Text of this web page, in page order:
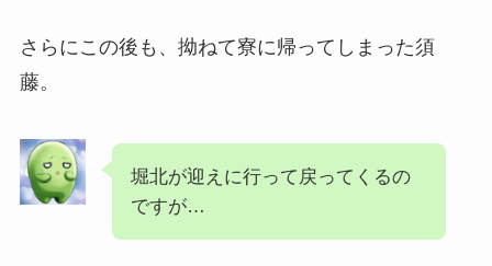
さらにこの後も、 拗ねて寮に帰ってしまった須
藤。
堀北が迎えに行って戻ってくるの
ですが…